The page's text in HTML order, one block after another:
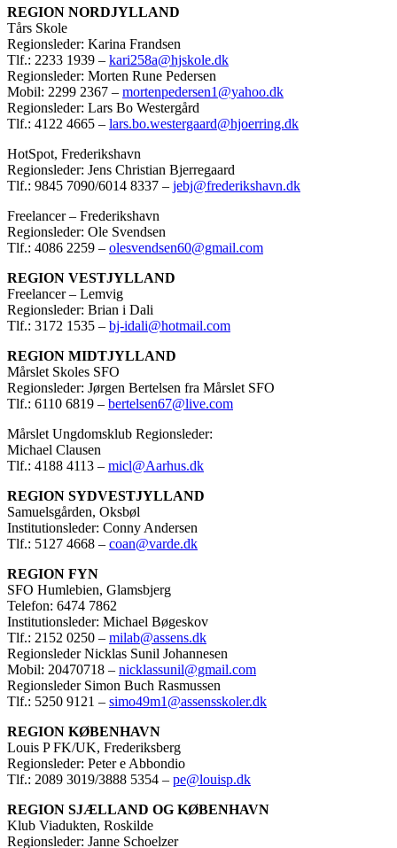
REGION NORDJYLLAND
Tårs Skole
Regionsleder: Karina Frandsen
Tlf.: 2233 1939 – kari258a@hjskole.dk
Regionsleder: Morten Rune Pedersen
Mobil: 2299 2367 – mortenpedersen1@yahoo.dk
Regionsleder: Lars Bo Westergård
Tlf.: 4122 4665 – lars.bo.westergaard@hjoerring.dk
HotSpot, Frederikshavn
Regionsleder: Jens Christian Bjerregaard
Tlf.: 9845 7090/6014 8337 – jebj@frederikshavn.dk
Freelancer – Frederikshavn
Regionsleder: Ole Svendsen
Tlf.: 4086 2259 – olesvendsen60@gmail.com
REGION VESTJYLLAND
Freelancer – Lemvig
Regionsleder: Brian i Dali
Tlf.: 3172 1535 – bj-idali@hotmail.com
REGION MIDTJYLLAND
Mårslet Skoles SFO
Regionsleder: Jørgen Bertelsen fra Mårslet SFO
Tlf.: 6110 6819 – bertelsen67@live.com
Mårslet Ungdomsklub Regionsleder:
Michael Clausen
Tlf.: 4188 4113 – micl@Aarhus.dk
REGION SYDVESTJYLLAND
Samuelsgården, Oksbøl
Institutionsleder: Conny Andersen
Tlf.: 5127 4668 – coan@varde.dk
REGION FYN
SFO Humlebien, Glamsbjerg
Telefon: 6474 7862
Institutionsleder: Michael Bøgeskov
Tlf.: 2152 0250 – milab@assens.dk
Regionsleder Nicklas Sunil Johannesen
Mobil: 20470718 – nicklassunil@gmail.com
Regionsleder Simon Buch Rasmussen
Tlf.: 5250 9121 – simo49m1@assensskoler.dk
REGION KØBENHAVN
Louis P FK/UK, Frederiksberg
Regionsleder: Peter e Abbondio
Tlf.: 2089 3019/3888 5354 – pe@louisp.dk
REGION SJÆLLAND OG KØBENHAVN
Klub Viadukten, Roskilde
Regionsleder: Janne Schoelzer